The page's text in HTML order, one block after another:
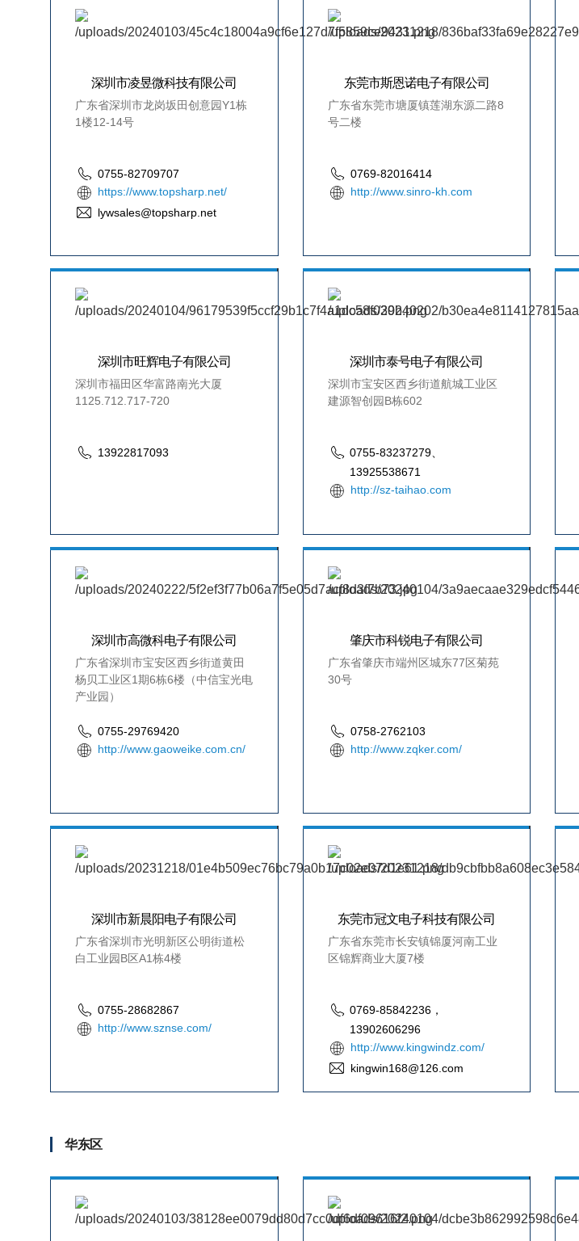
深圳市凌昱微科技有限公司
广东省深圳市龙岗坂田创意园Y1栋
1楼12-14号
0755-82709707
https://www.topsharp.net/
lywsales@topsharp.net
东莞市斯恩诺电子有限公司
广东省东莞市塘厦镇莲湖东源二路8
号二楼
0769-82016414
http://www.sinro-kh.com
深圳市旺辉电子有限公司
深圳市福田区华富路南光大厦
1125.712.717-720
13922817093
深圳市泰号电子有限公司
深圳市宝安区西乡街道航城工业区
建源智创园B栋602
0755-83237279、
13925538671
http://sz-taihao.com
深圳市高微科电子有限公司
广东省深圳市宝安区西乡街道黄田
杨贝工业区1期6栋6楼（中信宝光电
产业园）
0755-29769420
http://www.gaoweike.com.cn/
肇庆市科锐电子有限公司
广东省肇庆市端州区城东77区菊苑
30号
0758-2762103
http://www.zqker.com/
深圳市新晨阳电子有限公司
广东省深圳市光明新区公明街道松
白工业园B区A1栋4楼
0755-28682867
http://www.sznse.com/
东莞市冠文电子科技有限公司
广东省东莞市长安镇锦厦河南工业
区锦辉商业大厦7楼
0769-85842236，
13902606296
http://www.kingwindz.com/
kingwin168@126.com
华东区